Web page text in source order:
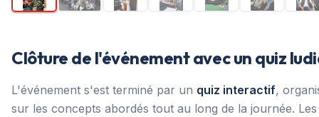
Clôture de l'événement avec un quiz
L'événement s'est terminé par un quiz interactif,
sur les concepts abordés tout au long de la journée.